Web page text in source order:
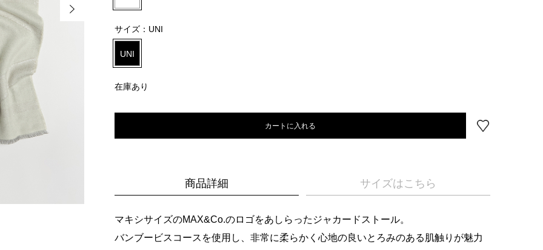
サイズ： UNI
UNI
在庫あり
カートに入れる
商品詳細 サイズはこちら
マキシサイズのMAX&Co.のロゴをあしらったジャカードストール。
バンブービスコースを使用し、非常に柔らかく心地の良いとろみのある肌触りが魅力